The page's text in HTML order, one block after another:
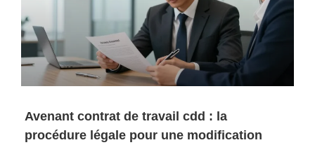
Avenant contrat de travail cdd : la
procédure légale pour une modification